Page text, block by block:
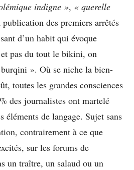
indigne », « querelle
publication des premiers arrêtés
d’un habit qui évoque
pas du tout le bikini, on
». Où se niche la bien-
toutes les grandes consciences
des journalistes ont martelé
éléments de langage. Sujet sans
contrairement à ce que
sur les forums de
un traître, un salaud ou un